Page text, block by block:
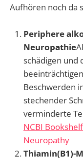
Aufhören noch da
Periphere
Neuropathie
schädigen und
Beschwerden
stechender
verminderte
NCBI
Neuropathy
Thiamin(B1)-